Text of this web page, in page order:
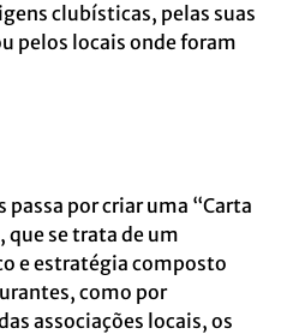
clubísticas, pelas suas
pelos locais onde foram
por criar uma “Carta
se trata de um
e estratégia composto
como por
associações locais, os